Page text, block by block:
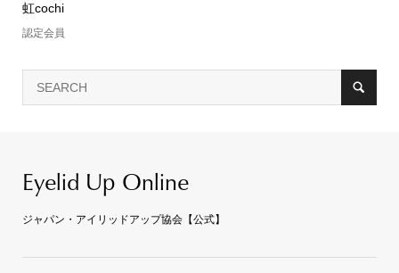
虹cochi
認定会員
Eyelid Up Online
ジャパン・アイリッドアップ協会【公式】